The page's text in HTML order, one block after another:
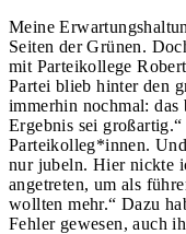
Meine
Seiten der Grünen.
mit Parteikollege
Partei blieb hinter den
immerhin nochmal: das
Ergebnis sei
Parteikolleg*innen.
nur jubeln. Hier nickte
angetreten, um als
wollten mehr.“ Dazu
Fehler gewesen, auch